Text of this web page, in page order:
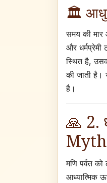
🏛️
समय की मार
और धर्मप्रेमी
स्थित है,
की जाती है।
है।
🙏 2.
मणि पर्वत
आध्यात्मिक